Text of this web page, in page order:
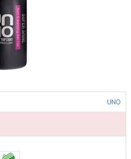
UNO